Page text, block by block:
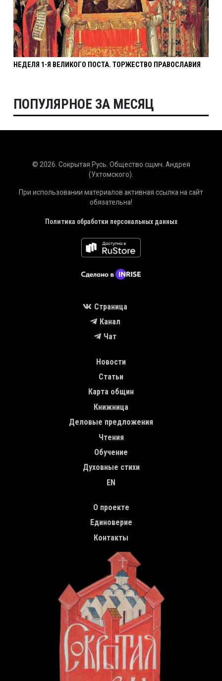
НЕДЕЛЯ 1-Я ВЕЛИКОГО ПОСТА. ТОРЖЕСТВО ПРАВОСЛАВИЯ
ПОПУЛЯРНОЕ ЗА МЕСЯЦ
© 2026. Сокрытая Русь. Общество сщмч. Андрея
(Ухтомского).
При использовании материалов активная ссылка на сайт
обязательна!
Политика обработки персональных данных
Страница
Канал
Чат
Новости
Статьи
Карта общин
Книжница
Деловые предложения
Чтения
Обучение
Духовные стихи
EN
О проекте
Единоверие
Контакты